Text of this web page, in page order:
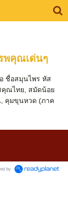
พคุณเด่นๆ
ชื่อสมุนไพร หัส
ณไทย, สมัดน้อย
คุมขุนหวด (ภาค